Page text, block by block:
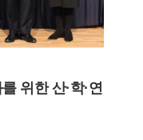
위한 산·학·연